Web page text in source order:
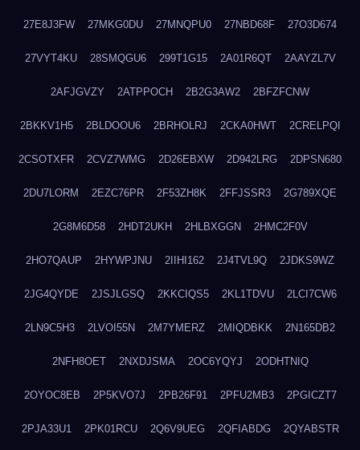
27E8J3FW 27MKG0DU 27MNQPU0 27NBD68F 27O3D674
27VYT4KU 28SMQGU6 299T1G15 2A01R6QT 2AAYZL7V
2AFJGVZY 2ATPPOCH 2B2G3AW2 2BFZFCNW
2BKKV1H5 2BLDOOU6 2BRHOLRJ 2CKA0HWT 2CRELPQI
2CSOTXFR 2CVZ7WMG 2D26EBXW 2D942LRG 2DPSN680
2DU7LORM 2EZC76PR 2F53ZH8K 2FFJSSR3 2G789XQE
2G8M6D58 2HDT2UKH 2HLBXGGN 2HMC2F0V
2HO7QAUP 2HYWPJNU 2IIHI162 2J4TVL9Q 2JDKS9WZ
2JG4QYDE 2JSJLGSQ 2KKCIQS5 2KL1TDVU 2LCI7CW6
2LN9C5H3 2LVOI55N 2M7YMERZ 2MIQDBKK 2N165DB2
2NFH8OET 2NXDJSMA 2OC6YQYJ 2ODHTNIQ
2OYOC8EB 2P5KVO7J 2PB26F91 2PFU2MB3 2PGICZT7
2PJA33U1 2PK01RCU 2Q6V9UEG 2QFIABDG 2QYABSTR